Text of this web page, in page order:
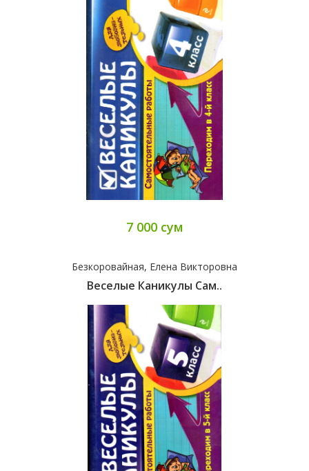
7 000 сум
Безкоровайная, Елена Викторовна
Веселые Каникулы Сам..